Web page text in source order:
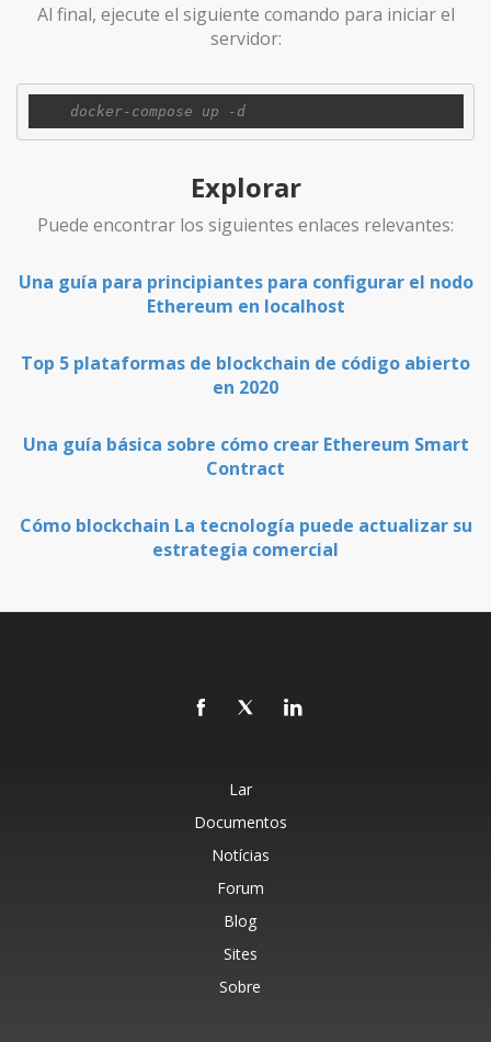
Al final, ejecute el siguiente comando para iniciar el
servidor:
Explorar
Puede encontrar los siguientes enlaces relevantes:
Una guía para principiantes para configurar el nodo
Ethereum en localhost
Top 5 plataformas de blockchain de código abierto
en 2020
Una guía básica sobre cómo crear Ethereum Smart
Contract
Cómo blockchain La tecnología puede actualizar su
estrategia comercial
Lar
Documentos
Notícias
Forum
Blog
Sites
Sobre